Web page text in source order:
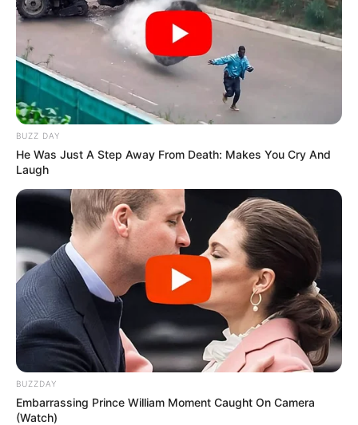
BUZZ DAY
He Was Just A Step Away From Death: Makes You Cry And
Laugh
BUZZDAY
Embarrassing Prince William Moment Caught On Camera
(Watch)